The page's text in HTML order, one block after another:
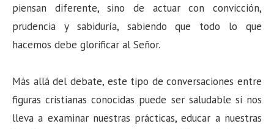
piensan diferente, sino de actuar con convicción,
prudencia y sabiduría, sabiendo que todo lo que
hacemos debe glorificar al Señor.
Más allá del debate, este tipo de conversaciones entre
figuras cristianas conocidas puede ser saludable si nos
lleva a examinar nuestras prácticas, educar a nuestras